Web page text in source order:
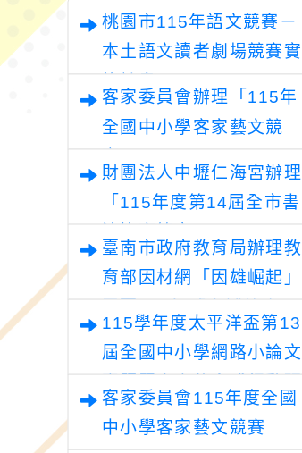
桃園市115年語文競賽－
本土語文讀者劇場競賽實
客家委員會辦理「115年
全國中小學客家藝文競
財團法人中壢仁海宮辦理
「115年度第14屆全市書
臺南市政府教育局辦理教
育部因材網「因雄崛起」
隊」活動
115學年度太平洋盃第13
屆全國中小學網路小論文
究競賽
客家委員會115年度全國
中小學客家藝文競賽